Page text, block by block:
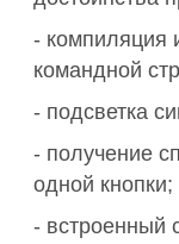
- компиляция
командной
- подсветка
- получение
одной кнопки;
- встроенный